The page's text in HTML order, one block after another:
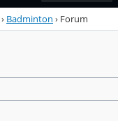
› Badminton › Forum